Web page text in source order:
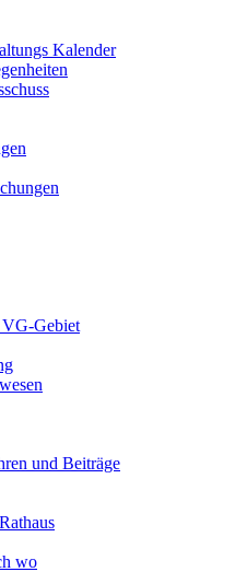
Kalender
VG-Gebiet
und Beiträge
wo